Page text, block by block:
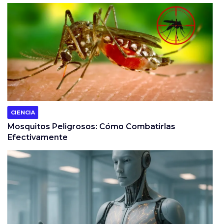
CIENCIA
Mosquitos Peligrosos: Cómo Combatirlas
Efectivamente